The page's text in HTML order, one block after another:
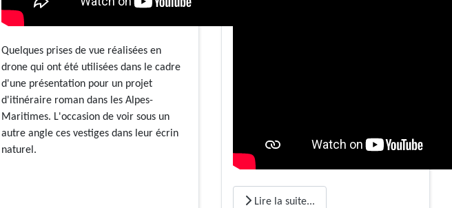
Quelques prises de vue réalisées en
drone qui ont été utilisées dans le cadre
d'une présentation pour un projet
d'itinéraire roman dans les Alpes-
Maritimes. L'occasion de voir sous un
autre angle ces vestiges dans leur écrin
naturel.
Lire la suite...